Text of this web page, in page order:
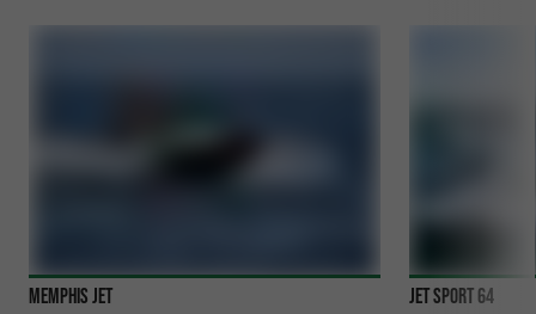
Memphis Jet Jet Sport 64